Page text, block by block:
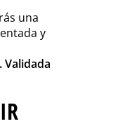
una
y
Validada